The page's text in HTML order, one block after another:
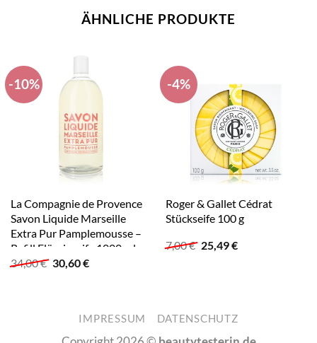
ÄHNLICHE PRODUKTE
-10%
La Compagnie de Provence
Savon Liquide Marseille
Extra Pur Pamplemousse –
Refill Flüssigseife 1000 ml
34,00€ Ursprünglicher
Preis
30,60€Aktueller
-4%
Roger & Gallet Cédrat
Stückseife 100 g
7,00€ Ursprünglicher
Preis
25,49€Aktueller
IMPRESSUM DATENSCHUTZ